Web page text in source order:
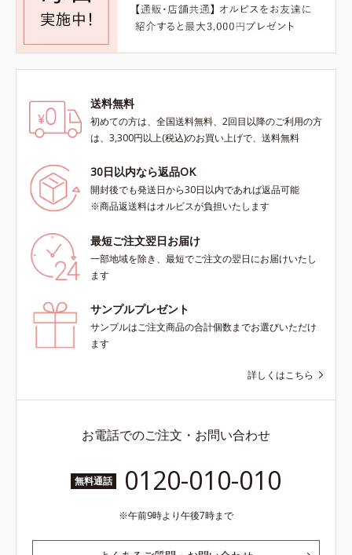
送料無料
初めての方は、全国送料無料、2回目以降のご利用の方
は、3,300円以上(税込)のお買い上げで、送料無料
30日以内なら返品OK
開封後でも発送日から30日以内であれば返品可能
※商品返送料はオルビスが負担いたします
最短ご注文翌日お届け
一部地域を除き、最短でご注文の翌日にお届けいたし
ます
サンプルプレゼント
サンプルはご注文商品の合計個数までお選びいただけ
ます
詳しくはこちら
お電話でのご注文・お問い合わせ
無料通話 0120-010-010
午前9時より午後7時まで